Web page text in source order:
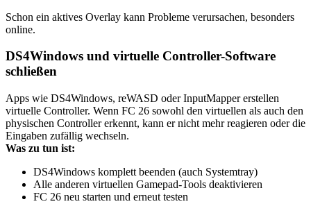
Schon ein aktives Overlay kann Probleme verursachen, besonders
online.
DS4Windows und virtuelle Controller-Software
schließen
Apps wie DS4Windows, reWASD oder InputMapper erstellen
virtuelle Controller. Wenn FC 26 sowohl den virtuellen als auch den
physischen Controller erkennt, kann er nicht mehr reagieren oder die
Eingaben zufällig wechseln.
Was zu tun ist:
DS4Windows komplett beenden (auch Systemtray)
Alle anderen virtuellen Gamepad-Tools deaktivieren
FC 26 neu starten und erneut testen